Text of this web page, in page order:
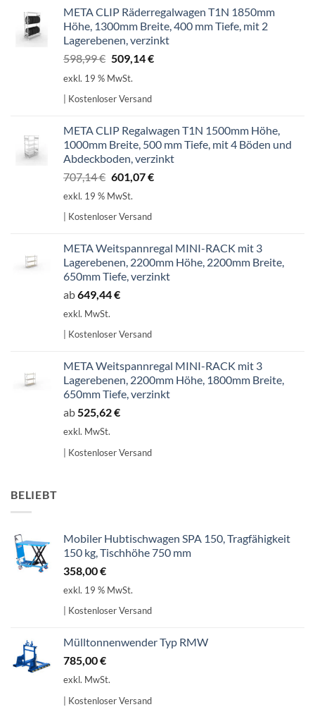
META CLIP Räderregalwagen T1N 1850mm
Höhe, 1300mm Breite, 400 mm Tiefe, mit 2
Lagerebenen, verzinkt
598,99€ Ursprünglicher
Preis
598,99 €
509,14€Aktueller
exkl. 19 % MwSt.
| Kostenloser Versand
META CLIP Regalwagen T1N 1500mm Höhe,
1000mm Breite, 500 mm Tiefe, mit 4 Böden und
Abdeckboden, verzinkt
707,14€ Ursprünglicher
Preis
707,14 €
601,07€Aktueller
exkl. 19 % MwSt.
| Kostenloser Versand
META Weitspannregal MINI-RACK mit 3
Lagerebenen, 2200mm Höhe, 2200mm Breite,
650mm Tiefe, verzinkt
ab649,44€
exkl. MwSt.
| Kostenloser Versand
META Weitspannregal MINI-RACK mit 3
Lagerebenen, 2200mm Höhe, 1800mm Breite,
650mm Tiefe, verzinkt
ab525,62€
exkl. MwSt.
| Kostenloser Versand
BELIEBT
Mobiler Hubtischwagen SPA 150, Tragfähigkeit
150 kg, Tischhöhe 750 mm
358,00€
exkl. 19 % MwSt.
| Kostenloser Versand
Mülltonnenwender Typ RMW
785,00€
exkl. MwSt.
| Kostenloser Versand